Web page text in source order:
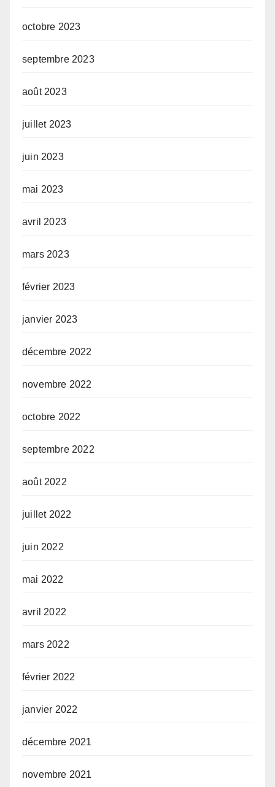
octobre 2023
septembre 2023
août 2023
juillet 2023
juin 2023
mai 2023
avril 2023
mars 2023
février 2023
janvier 2023
décembre 2022
novembre 2022
octobre 2022
septembre 2022
août 2022
juillet 2022
juin 2022
mai 2022
avril 2022
mars 2022
février 2022
janvier 2022
décembre 2021
novembre 2021